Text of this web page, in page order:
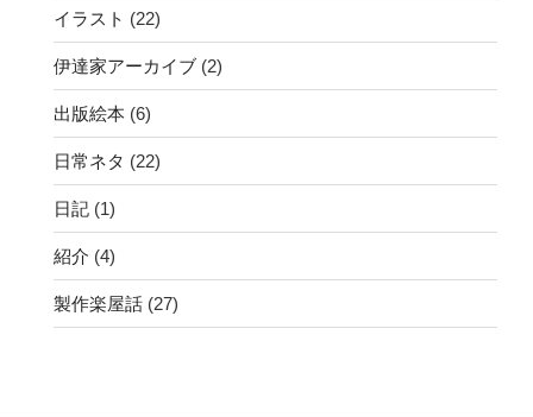
イラスト (22)
伊達家アーカイブ (2)
出版絵本 (6)
日常ネタ (22)
日記 (1)
紹介 (4)
製作楽屋話 (27)